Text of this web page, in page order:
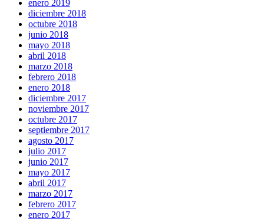
enero 2019
diciembre 2018
octubre 2018
junio 2018
mayo 2018
abril 2018
marzo 2018
febrero 2018
enero 2018
diciembre 2017
noviembre 2017
octubre 2017
septiembre 2017
agosto 2017
julio 2017
junio 2017
mayo 2017
abril 2017
marzo 2017
febrero 2017
enero 2017